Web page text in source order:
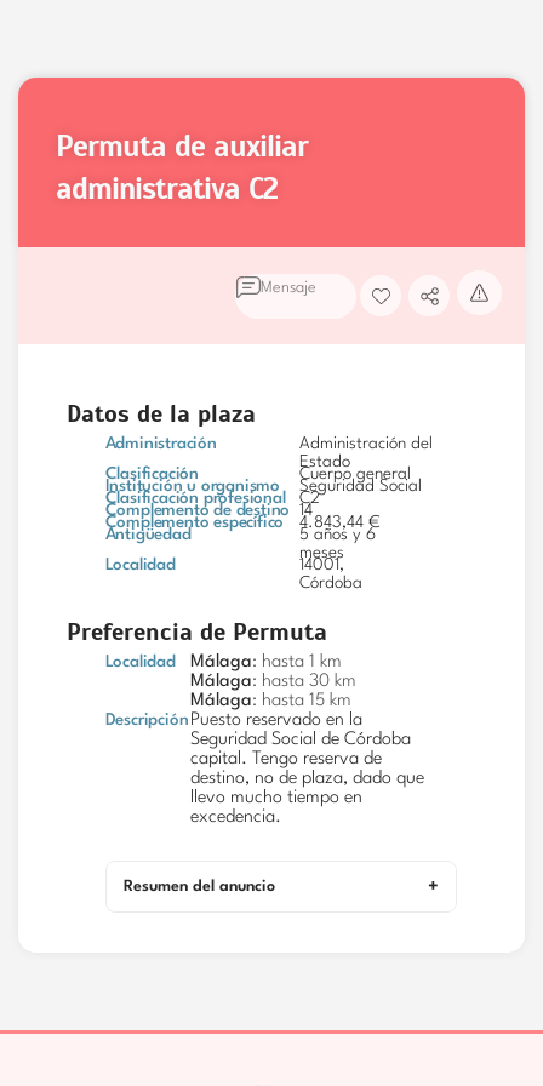
permuta de auxiliar
administrativa C2
Mensaje
Datos de la plaza
Administración
Administración del
Estado
Clasificación Cuerpo general
Institución u organismo Seguridad Social
Clasificación profesional C2
Complemento de destino 14
Complemento específico 4.843,44 €
Antigüedad
5 años y 6
meses
Localidad
14001,
Córdoba
Preferencia de Permuta
Localidad Málaga: hasta 1 km
Málaga: hasta 30 km
Málaga: hasta 15 km
Descripción Puesto reservado en la
Seguridad Social de Córdoba
capital. Tengo reserva de
destino, no de plaza, dado que
llevo mucho tiempo en
excedencia.
Resumen del anuncio